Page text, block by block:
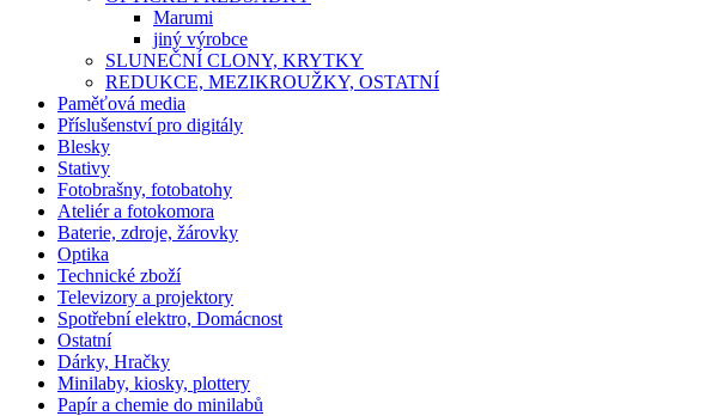
Marumi
jiný výrobce
SLUNEČNÍ CLONY, KRYTKY
REDUKCE, MEZIKROUŽKY, OSTATNÍ
Paměťová media
Příslušenství pro digitály
Blesky
Stativy
Fotobrašny, fotobatohy
Ateliér a fotokomora
Baterie, zdroje, žárovky
Optika
Technické zboží
Televizory a projektory
Spotřební elektro, Domácnost
Ostatní
Dárky, Hračky
Minilaby, kiosky, plottery
Papír a chemie do minilabů